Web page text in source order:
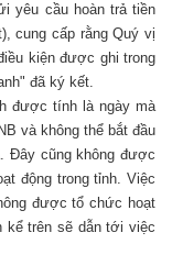
yêu cầu hoàn trả tiền
cung cấp rằng Quý vị
kiện được ghi trong
đã ký kết.
được tính là ngày mà
và không thể bắt đầu
Đây cũng không được
động trong tỉnh. Việc
được tổ chức hoạt
kể trên sẽ dẫn tới việc